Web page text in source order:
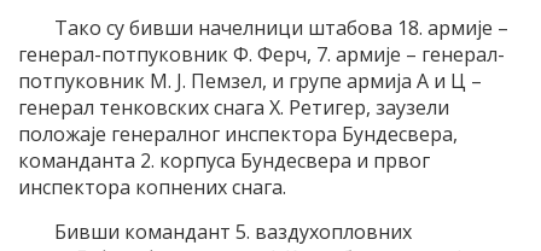
Тако су бивши начелници штабова 18. армије –
генерал-потпуковник Ф. Ферч, 7. армије – генерал-
потпуковник М. Ј. Пемзел, и групе армија А и Ц –
генерал тенковских снага Х. Ретигер, заузели
положаје генералног инспектора Бундесвера,
команданта 2. корпуса Бундесвера и првог
инспектора копнених снага.
Бивши командант 5. ваздухопловних